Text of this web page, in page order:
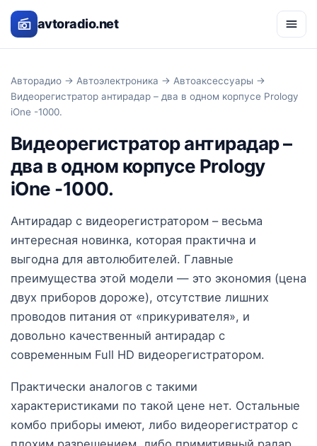
avtoradio.net
Авторадио → Автоэлектроника → Автоаксессуары →
Видеорегистратор антирадар – два в одном корпусе Prology
iOne -1000.
Видеорегистратор антирадар –
два в одном корпусе Prology
iOne -1000.
Антирадар с видеорегистратором – весьма
интересная новинка, которая практична и
выгодна для автолюбителей. Главные
преимущества этой модели — это экономия (цена
двух приборов дороже), отсутствие лишних
проводов питания от «прикуривателя», и
довольно качественный антирадар с
современным Full HD видеорегистратором.
Практически аналогов с такими
характеристиками по такой цене нет. Остальные
комбо приборы имеют, либо видеорегистратор с